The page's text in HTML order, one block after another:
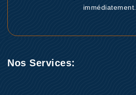
immédiatement.
Nos Services: